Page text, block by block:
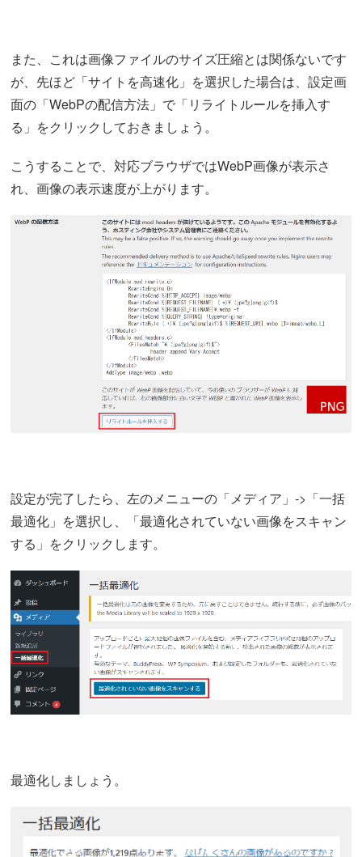
また、これは画像ファイルのサイズ圧縮とは関係ないです
が、先ほど「サイトを高速化」を選択した場合は、設定画
面の「WebPの配信方法」で「リライトルールを挿入す
る」をクリックしておきましょう。
こうすることで、対応ブラウザではWebP画像が表示さ
れ、画像の表示速度が上がります。
設定が完了したら、左のメニューの「メディア」->「一括
最適化」を選択し、「最適化されていない画像をスキャン
する」をクリックします。
最適化しましょう。